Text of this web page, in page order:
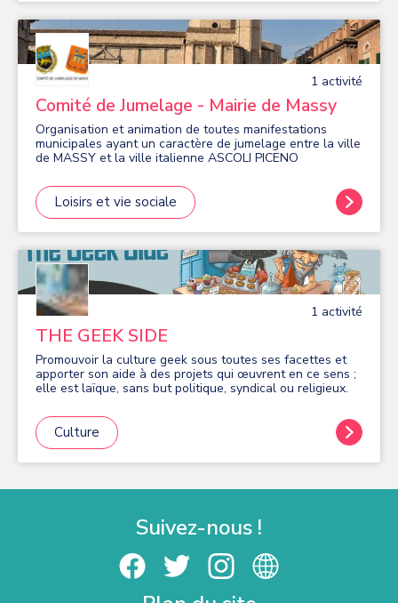
1 activité
Comité de Jumelage - Mairie de Massy
Organisation et animation de toutes manifestations
municipales ayant un caractère de jumelage entre la ville
de MASSY et la ville italienne ASCOLI PICENO
Loisirs et vie sociale
1 activité
THE GEEK SIDE
Promouvoir la culture geek sous toutes ses facettes et
apporter son aide à des projets qui œuvrent en ce sens ;
elle est laïque, sans but politique, syndical ou religieux.
Culture
Suivez-nous !